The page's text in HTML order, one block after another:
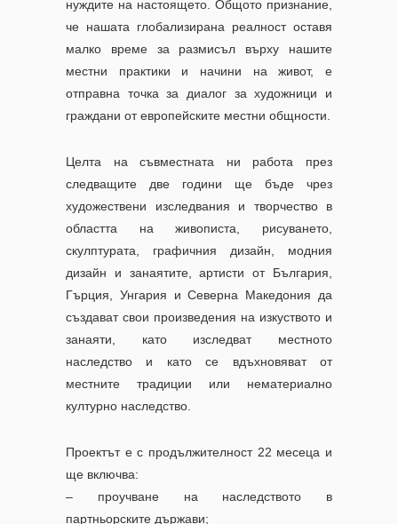
нуждите на настоящето. Общото признание,
че нашата глобализирана реалност оставя
малко време за размисъл върху нашите
местни практики и начини на живот, е
отправна точка за диалог за художници и
граждани от европейските местни общности.
Целта на съвместната ни работа през
следващите две години ще бъде чрез
художествени изследвания и творчество в
областта на живописта, рисуването,
скулптурата, графичния дизайн, модния
дизайн и занаятите, артисти от България,
Гърция, Унгария и Северна Македония да
създават свои произведения на изкуството и
занаяти, като изследват местното
наследство и като се вдъхновяват от
местните традиции или нематериално
културно наследство.
Проектът е с продължителност 22 месеца и
ще включва:
– проучване на наследството в
партньорските държави;